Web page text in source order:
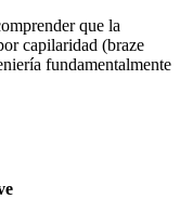
que la
capilaridad (braze
fundamentalmente